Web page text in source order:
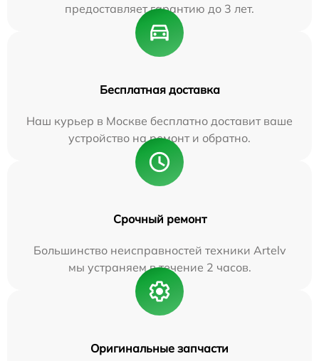
предоставляет гарантию до 3 лет.
Бесплатная доставка
Наш курьер в Москве бесплатно доставит ваше
устройство на ремонт и обратно.
Срочный ремонт
Большинство неисправностей техники Artelv
мы устраняем в течение 2 часов.
Оригинальные запчасти